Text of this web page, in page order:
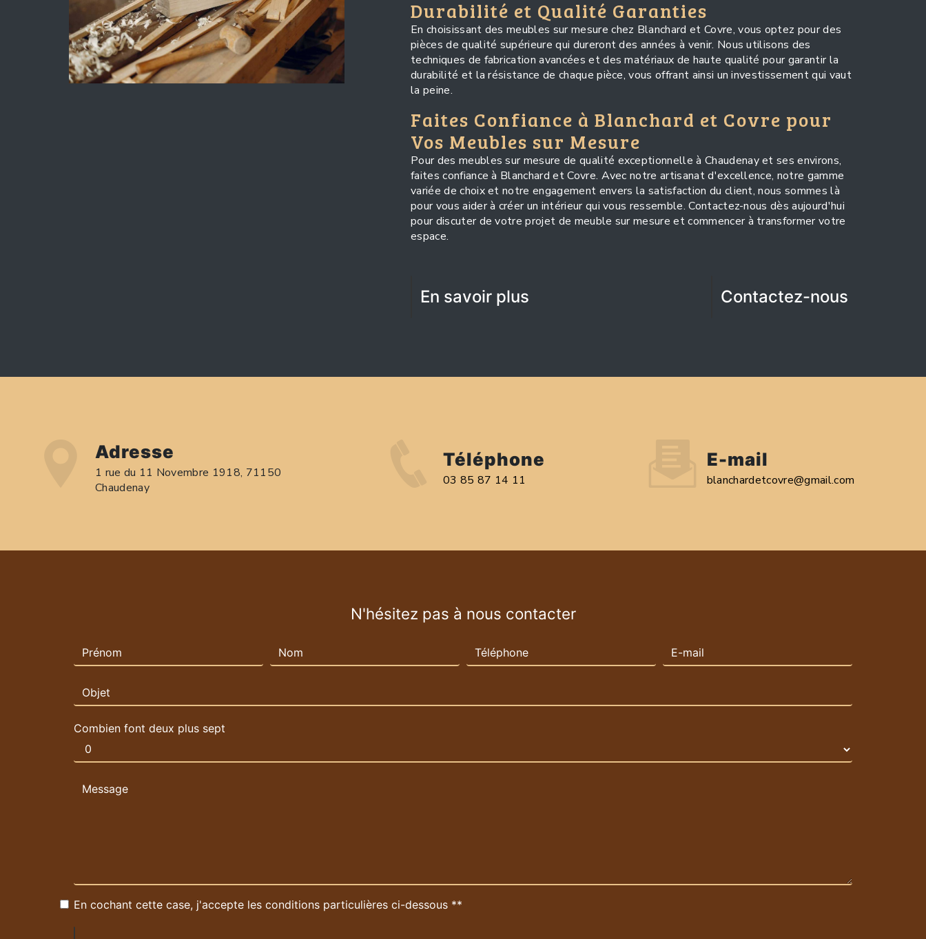
Durabilité et Qualité Garanties
En choisissant des meubles sur mesure chez Blanchard et Covre, vous optez pour des
pièces de qualité supérieure qui dureront des années à venir. Nous utilisons des
techniques de fabrication avancées et des matériaux de haute qualité pour garantir la
durabilité et la résistance de chaque pièce, vous offrant ainsi un investissement qui vaut
la peine.
Faites Confiance à Blanchard et Covre pour
Vos Meubles sur Mesure
Pour des meubles sur mesure de qualité exceptionnelle à Chaudenay et ses environs,
faites confiance à Blanchard et Covre. Avec notre artisanat d'excellence, notre gamme
variée de choix et notre engagement envers la satisfaction du client, nous sommes là
pour vous aider à créer un intérieur qui vous ressemble. Contactez-nous dès aujourd'hui
pour discuter de votre projet de meuble sur mesure et commencer à transformer votre
espace.
En savoir plus Contactez-nous
Adresse
1 rue du 11 Novembre 1918, 71150
Chaudenay
Téléphone
03 85 87 14 11
E-mail
blanchardetcovre@gmail.com
N'hésitez pas à nous contacter
Combien font deux plus sept
En cochant cette case, j'accepte les conditions particulières ci-dessous **